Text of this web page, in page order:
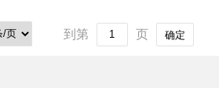
到第 页 确定